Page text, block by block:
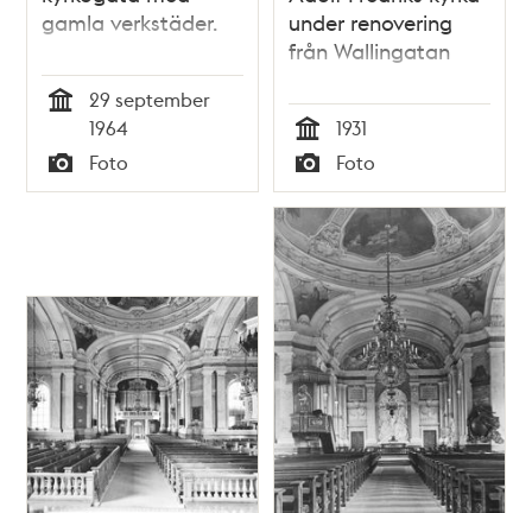
gamla verkstäder.
29 september
1964
Typ
Foto
under renovering
från Wallingatan
Tid
1931
Typ
Foto